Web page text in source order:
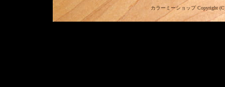
カラーミーショップCopyright